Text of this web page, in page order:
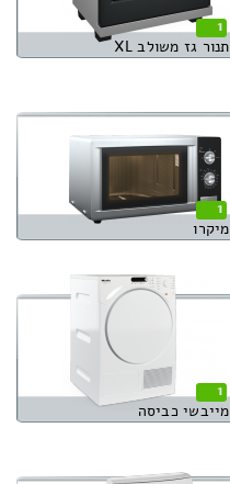
1
תנור גז משולב XL
1
מיקרו
1
מייבשי כביסה